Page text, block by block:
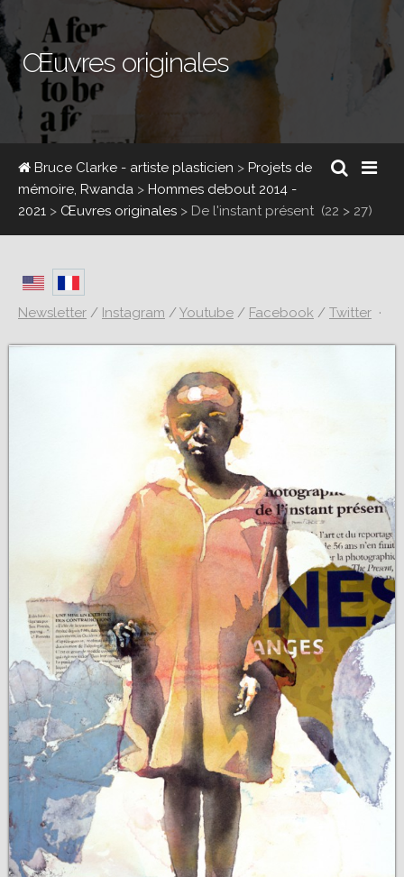
Œuvres originales
Bruce Clarke - artiste plasticien > Projets de
mémoire, Rwanda > Hommes debout 2014 -
2021 > Œuvres originales > De l'instant présent (22 > 27)
Newsletter / Instagram /Youtube / Facebook / Twitter ·